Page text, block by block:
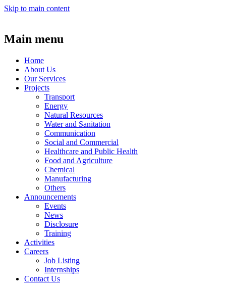
Skip to main content
Main menu
Home
About Us
Our Services
Projects
Transport
Energy
Natural Resources
Water and Sanitation
Communication
Social and Commercial
Healthcare and Public Health
Food and Agriculture
Chemical
Manufacturing
Others
Announcements
Events
News
Disclosure
Training
Activities
Careers
Job Listing
Internships
Contact Us